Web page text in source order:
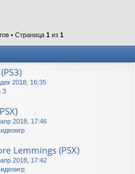
• Страница 1 из 1
2018, 16:35
3
2018, 17:46
Lemmings (PSX)
2018, 17:42